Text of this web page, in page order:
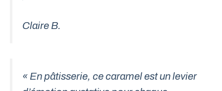
Claire B.
« En pâtisserie, ce caramel est un levier